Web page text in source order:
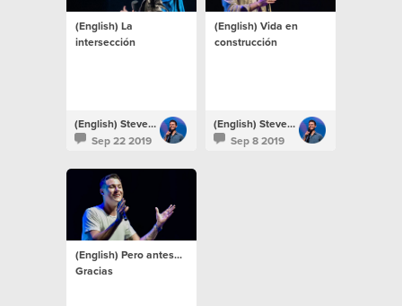
(English) La
intersección
(English) Steven Richards
Sep 22 2019
(English) Vida en
construcción
(English) Steven Richards
Sep 8 2019
(English) Pero antes...
Gracias